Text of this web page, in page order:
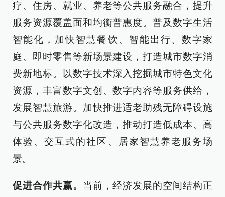
疗、住房、就业、养老等公共服务融合，提升
服务资源覆盖面和均衡普惠度。普及数字生活
智能化，加快智慧餐饮、智能出行、数字家
庭、即时零售等新场景建设，打造城市数字消
费新地标。以数字技术深入挖掘城市特色文化
资源，丰富数字文创、数字内容等服务供给，
发展智慧旅游。加快推进适老助残无障碍设施
与公共服务数字化改造，推动打造低成本、高
体验、交互式的社区、居家智慧养老服务场
景。
促进合作共赢。 当前，经济发展的空间结构正